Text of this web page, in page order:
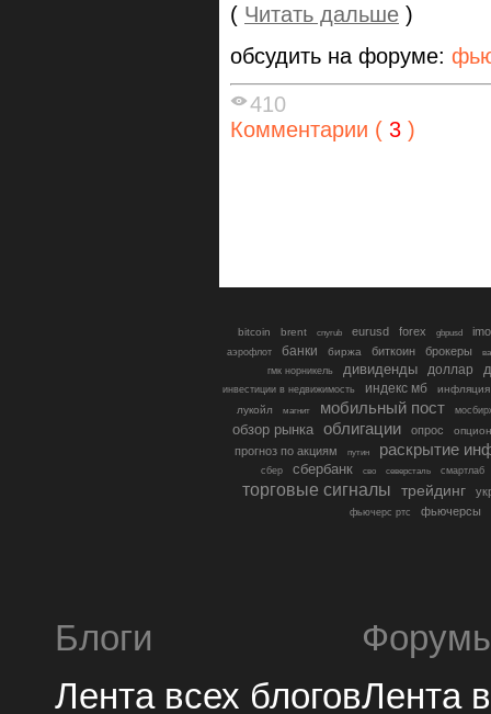
( Читать дальше )
обсудить на форуме:
410
Комментарии ( 3 )
bitcoin brent cnyrub eurusd forex gbpusd
аэрофлот банки биржа биткоин брокеры
гмк норникель
дивиденды доллар
инвестиции в недвижимость индекс мб
инфляция
лукойл
магнит мобильный пост
обзор рынка облигации опрос
прогноз по акциям путин раскрытие
сбер сбербанк сво северсталь смартлаб
торговые сигналы трейдинг
фьючерс ртс фьючерсы
Блоги
Лента всех блоговЛента